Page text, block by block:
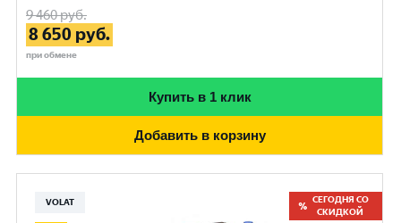
9 460руб.
8 650 руб.
при обмене
Купить в 1 клик
Добавить в корзину
VOLAT
СЕГОДНЯ СО
СКИДКОЙ